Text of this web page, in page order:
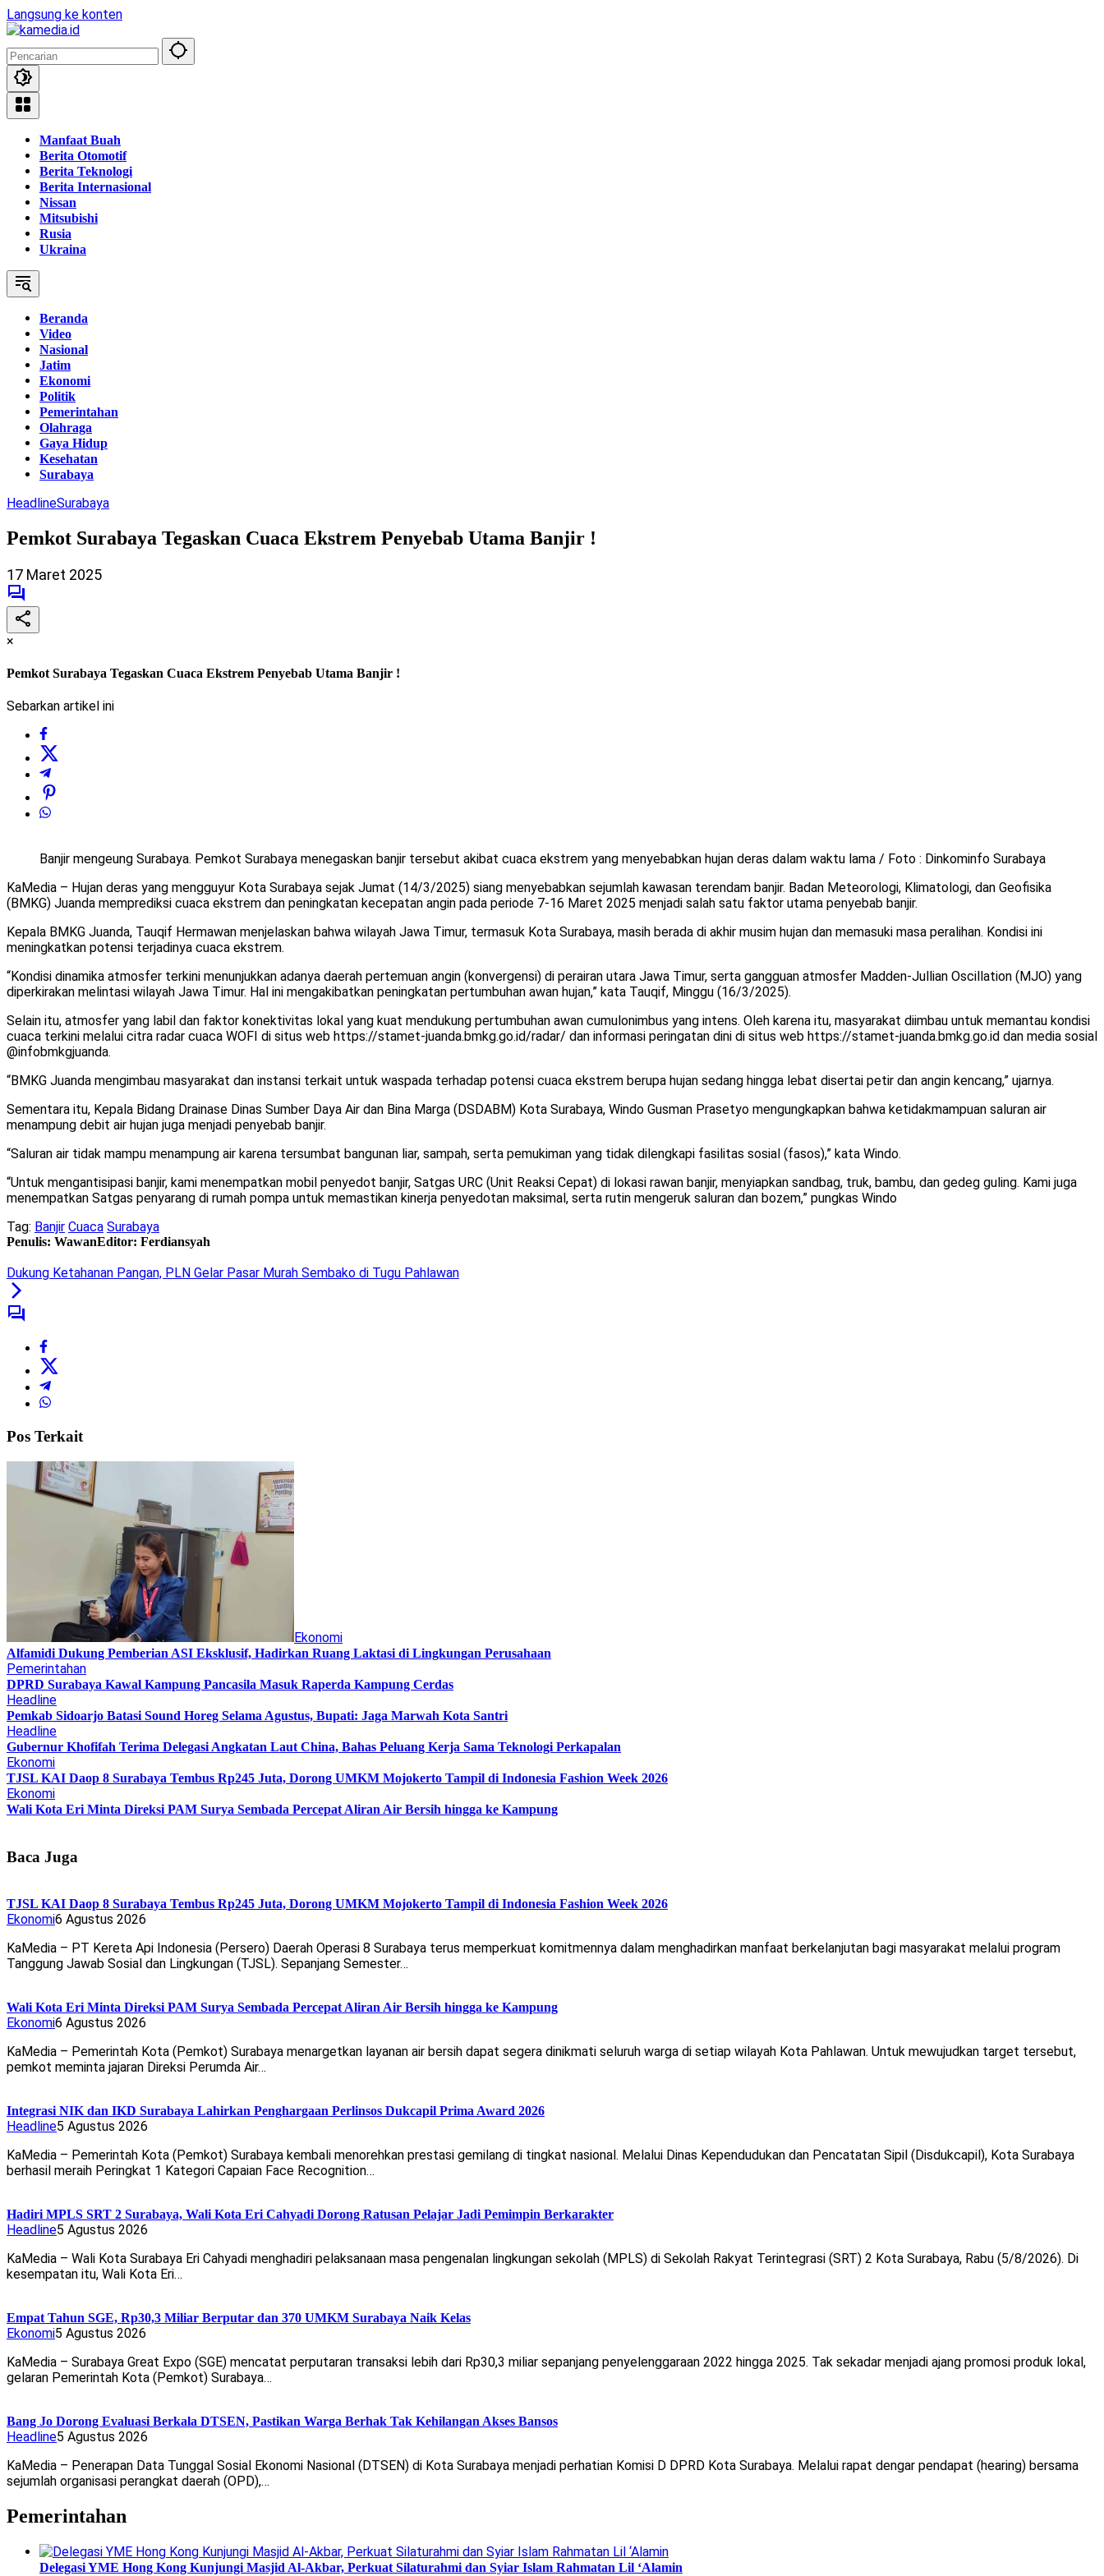
Langsung ke konten
Manfaat Buah
Berita Otomotif
Berita Teknologi
Berita Internasional
Nissan
Mitsubishi
Rusia
Ukraina
Beranda
Video
Nasional
Jatim
Ekonomi
Politik
Pemerintahan
Olahraga
Gaya Hidup
Kesehatan
Surabaya
HeadlineSurabaya
Pemkot Surabaya Tegaskan Cuaca Ekstrem Penyebab Utama Banjir !
17 Maret 2025
×
Pemkot Surabaya Tegaskan Cuaca Ekstrem Penyebab Utama Banjir !
Sebarkan artikel ini
Banjir mengeung Surabaya. Pemkot Surabaya menegaskan banjir tersebut akibat cuaca ekstrem yang menyebabkan hujan deras dalam waktu lama / Foto : Dinkominfo Surabaya
KaMedia – Hujan deras yang mengguyur Kota Surabaya sejak Jumat (14/3/2025) siang menyebabkan sejumlah kawasan terendam banjir. Badan Meteorologi, Klimatologi, dan Geofisika
(BMKG) Juanda memprediksi cuaca ekstrem dan peningkatan kecepatan angin pada periode 7-16 Maret 2025 menjadi salah satu faktor utama penyebab banjir.
Kepala BMKG Juanda, Tauqif Hermawan menjelaskan bahwa wilayah Jawa Timur, termasuk Kota Surabaya, masih berada di akhir musim hujan dan memasuki masa peralihan. Kondisi ini
meningkatkan potensi terjadinya cuaca ekstrem.
“Kondisi dinamika atmosfer terkini menunjukkan adanya daerah pertemuan angin (konvergensi) di perairan utara Jawa Timur, serta gangguan atmosfer Madden-Jullian Oscillation (MJO) yang
diperkirakan melintasi wilayah Jawa Timur. Hal ini mengakibatkan peningkatan pertumbuhan awan hujan,” kata Tauqif, Minggu (16/3/2025).
Selain itu, atmosfer yang labil dan faktor konektivitas lokal yang kuat mendukung pertumbuhan awan cumulonimbus yang intens. Oleh karena itu, masyarakat diimbau untuk memantau kondisi
cuaca terkini melalui citra radar cuaca WOFI di situs web https://stamet-juanda.bmkg.go.id/radar/ dan informasi peringatan dini di situs web https://stamet-juanda.bmkg.go.id dan media sosial
@infobmkgjuanda.
“BMKG Juanda mengimbau masyarakat dan instansi terkait untuk waspada terhadap potensi cuaca ekstrem berupa hujan sedang hingga lebat disertai petir dan angin kencang,” ujarnya.
Sementara itu, Kepala Bidang Drainase Dinas Sumber Daya Air dan Bina Marga (DSDABM) Kota Surabaya, Windo Gusman Prasetyo mengungkapkan bahwa ketidakmampuan saluran air
menampung debit air hujan juga menjadi penyebab banjir.
“Saluran air tidak mampu menampung air karena tersumbat bangunan liar, sampah, serta pemukiman yang tidak dilengkapi fasilitas sosial (fasos),” kata Windo.
“Untuk mengantisipasi banjir, kami menempatkan mobil penyedot banjir, Satgas URC (Unit Reaksi Cepat) di lokasi rawan banjir, menyiapkan sandbag, truk, bambu, dan gedeg guling. Kami juga
menempatkan Satgas penyarang di rumah pompa untuk memastikan kinerja penyedotan maksimal, serta rutin mengeruk saluran dan bozem,” pungkas Windo
Tag: Banjir Cuaca Surabaya
Penulis: WawanEditor: Ferdiansyah
Dukung Ketahanan Pangan, PLN Gelar Pasar Murah Sembako di Tugu Pahlawan
Pos Terkait
Ekonomi
Alfamidi Dukung Pemberian ASI Eksklusif, Hadirkan Ruang Laktasi di Lingkungan Perusahaan
Pemerintahan
DPRD Surabaya Kawal Kampung Pancasila Masuk Raperda Kampung Cerdas
Headline
Pemkab Sidoarjo Batasi Sound Horeg Selama Agustus, Bupati: Jaga Marwah Kota Santri
Headline
Gubernur Khofifah Terima Delegasi Angkatan Laut China, Bahas Peluang Kerja Sama Teknologi Perkapalan
Ekonomi
TJSL KAI Daop 8 Surabaya Tembus Rp245 Juta, Dorong UMKM Mojokerto Tampil di Indonesia Fashion Week 2026
Ekonomi
Wali Kota Eri Minta Direksi PAM Surya Sembada Percepat Aliran Air Bersih hingga ke Kampung
Baca Juga
TJSL KAI Daop 8 Surabaya Tembus Rp245 Juta, Dorong UMKM Mojokerto Tampil di Indonesia Fashion Week 2026
Ekonomi6 Agustus 2026
KaMedia – PT Kereta Api Indonesia (Persero) Daerah Operasi 8 Surabaya terus memperkuat komitmennya dalam menghadirkan manfaat berkelanjutan bagi masyarakat melalui program
Tanggung Jawab Sosial dan Lingkungan (TJSL). Sepanjang Semester…
Wali Kota Eri Minta Direksi PAM Surya Sembada Percepat Aliran Air Bersih hingga ke Kampung
Ekonomi6 Agustus 2026
KaMedia – Pemerintah Kota (Pemkot) Surabaya menargetkan layanan air bersih dapat segera dinikmati seluruh warga di setiap wilayah Kota Pahlawan. Untuk mewujudkan target tersebut,
pemkot meminta jajaran Direksi Perumda Air…
Integrasi NIK dan IKD Surabaya Lahirkan Penghargaan Perlinsos Dukcapil Prima Award 2026
Headline5 Agustus 2026
KaMedia – Pemerintah Kota (Pemkot) Surabaya kembali menorehkan prestasi gemilang di tingkat nasional. Melalui Dinas Kependudukan dan Pencatatan Sipil (Disdukcapil), Kota Surabaya
berhasil meraih Peringkat 1 Kategori Capaian Face Recognition…
Hadiri MPLS SRT 2 Surabaya, Wali Kota Eri Cahyadi Dorong Ratusan Pelajar Jadi Pemimpin Berkarakter
Headline5 Agustus 2026
KaMedia – Wali Kota Surabaya Eri Cahyadi menghadiri pelaksanaan masa pengenalan lingkungan sekolah (MPLS) di Sekolah Rakyat Terintegrasi (SRT) 2 Kota Surabaya, Rabu (5/8/2026). Di
kesempatan itu, Wali Kota Eri…
Empat Tahun SGE, Rp30,3 Miliar Berputar dan 370 UMKM Surabaya Naik Kelas
Ekonomi5 Agustus 2026
KaMedia – Surabaya Great Expo (SGE) mencatat perputaran transaksi lebih dari Rp30,3 miliar sepanjang penyelenggaraan 2022 hingga 2025. Tak sekadar menjadi ajang promosi produk lokal,
gelaran Pemerintah Kota (Pemkot) Surabaya…
Bang Jo Dorong Evaluasi Berkala DTSEN, Pastikan Warga Berhak Tak Kehilangan Akses Bansos
Headline5 Agustus 2026
KaMedia – Penerapan Data Tunggal Sosial Ekonomi Nasional (DTSEN) di Kota Surabaya menjadi perhatian Komisi D DPRD Kota Surabaya. Melalui rapat dengar pendapat (hearing) bersama
sejumlah organisasi perangkat daerah (OPD),…
Pemerintahan
Delegasi YME Hong Kong Kunjungi Masjid Al-Akbar, Perkuat Silaturahmi dan Syiar Islam Rahmatan Lil ‘Alamin